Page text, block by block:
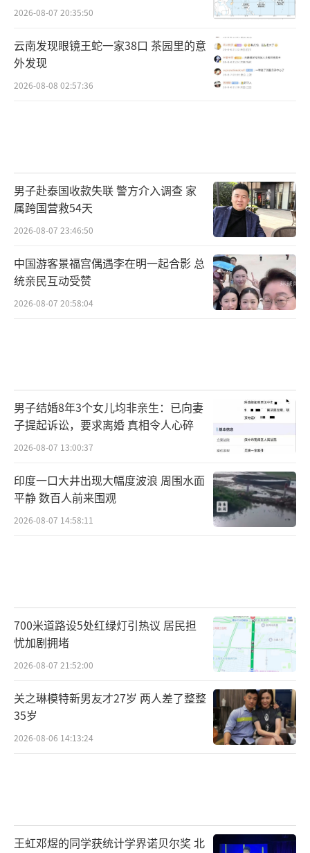
2026-08-07 20:35:50
云南发现眼镜王蛇一家38口 茶园里的意
外发现
2026-08-08 02:57:36
男子赴泰国收款失联 警方介入调查 家
属跨国营救54天
2026-08-07 23:46:50
中国游客景福宫偶遇李在明一起合影 总
统亲民互动受赞
2026-08-07 20:58:04
男子结婚8年3个女儿均非亲生：已向妻
子提起诉讼，要求离婚 真相令人心碎
2026-08-07 13:00:37
印度一口大井出现大幅度波浪 周围水面
平静 数百人前来围观
2026-08-07 14:58:11
700米道路设5处红绿灯引热议 居民担
忧加剧拥堵
2026-08-07 21:52:00
关之琳模特新男友才27岁 两人差了整整
35岁
2026-08-06 14:13:24
王虹邓煜的同学获统计学界诺贝尔奖 北